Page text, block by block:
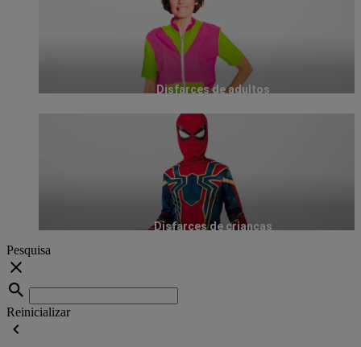
Disfarces de adultos
Disfarces de crianças
Pesquisa
Reinicializar